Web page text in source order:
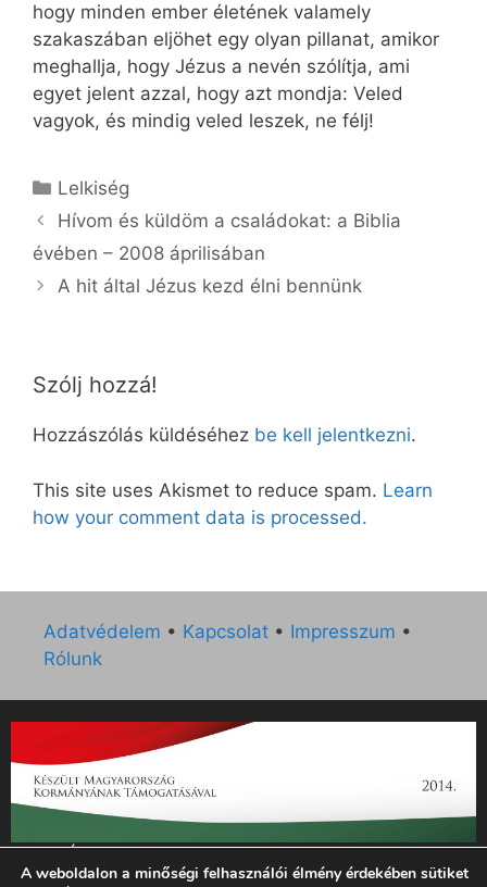
hogy minden ember életének valamely
szakaszában eljöhet egy olyan pillanat, amikor
meghallja, hogy Jézus a nevén szólítja, ami
egyet jelent azzal, hogy azt mondja: Veled
vagyok, és mindig veled leszek, ne félj!
Kategória
Lelkiség
Hívom és küldöm a családokat: a Biblia
évében – 2008 áprilisában
A hit által Jézus kezd élni bennünk
Szólj hozzá!
Hozzászólás küldéséhez be kell jelentkezni.
This site uses Akismet to reduce spam. Learn
how your comment data is processed.
Adatvédelem • Kapcsolat • Impresszum •
Rólunk
„Az Új Ember katolikus hetilap 2014. évi működésének
támogatását az EGYH-KCP-14-P-0121 sz. támogatási
A weboldalon a minőségi felhasználói élmény érdekében sütiket